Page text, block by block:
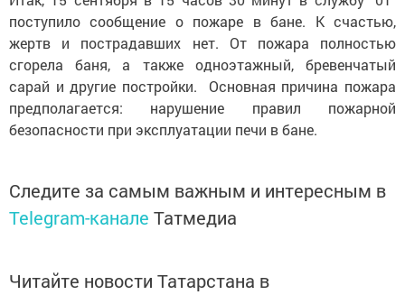
поступило сообщение о пожаре в бане. К счастью,
жертв и пострадавших нет. От пожара полностью
сгорела баня, а также одноэтажный, бревенчатый
сарай и другие постройки. Основная причина пожара
предполагается: нарушение правил пожарной
безопасности при эксплуатации печи в бане.
Следите за самым важным и интересным в
Telegram-канале Татмедиа
Читайте новости Татарстана в